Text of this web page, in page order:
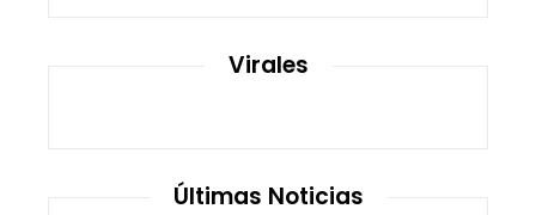
Virales
Últimas Noticias